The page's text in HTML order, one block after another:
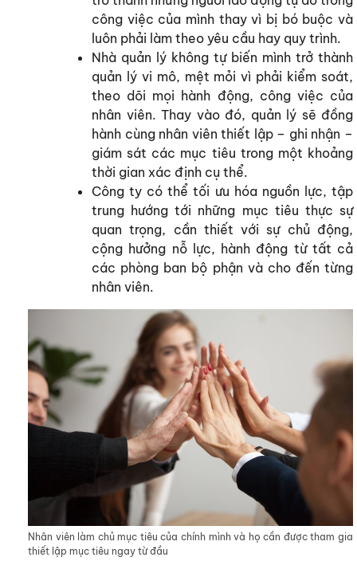
công việc của mình thay vì bị bó buộc và
luôn phải làm theo yêu cầu hay quy trình.
Nhà quản lý không tự biến mình trở thành
quản lý vi mô, mệt mỏi vì phải kiểm soát,
theo dõi mọi hành động, công việc của
nhân viên. Thay vào đó, quản lý sẽ đồng
hành cùng nhân viên thiết lập – ghi nhận –
giám sát các mục tiêu trong một khoảng
thời gian xác định cụ thể.
Công ty có thể tối ưu hóa nguồn lực, tập
trung hướng tới những mục tiêu thực sự
quan trọng, cần thiết với sự chủ động,
cộng hưởng nỗ lực, hành động từ tất cả
các phòng ban bộ phận và cho đến từng
nhân viên.
Nhân viên làm chủ mục tiêu của chính mình và họ cần được tham gia
thiết lập mục tiêu ngay từ đầu